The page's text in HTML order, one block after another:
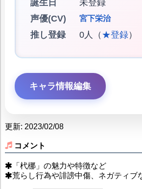
誕生日
未登録
声優(CV)
宮下栄治
推し登録 0人（ ★登録）
キャラ情報編集
更新: 2023/02/08
コメント
「杙梛」の魅力や特徴など
荒らし行為や誹謗中傷、ネガティブ